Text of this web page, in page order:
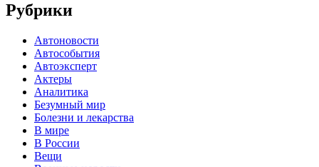
Рубрики
Автоновости
Автособытия
Автоэксперт
Актеры
Аналитика
Безумный мир
Болезни и лекарства
В мире
В России
Вещи